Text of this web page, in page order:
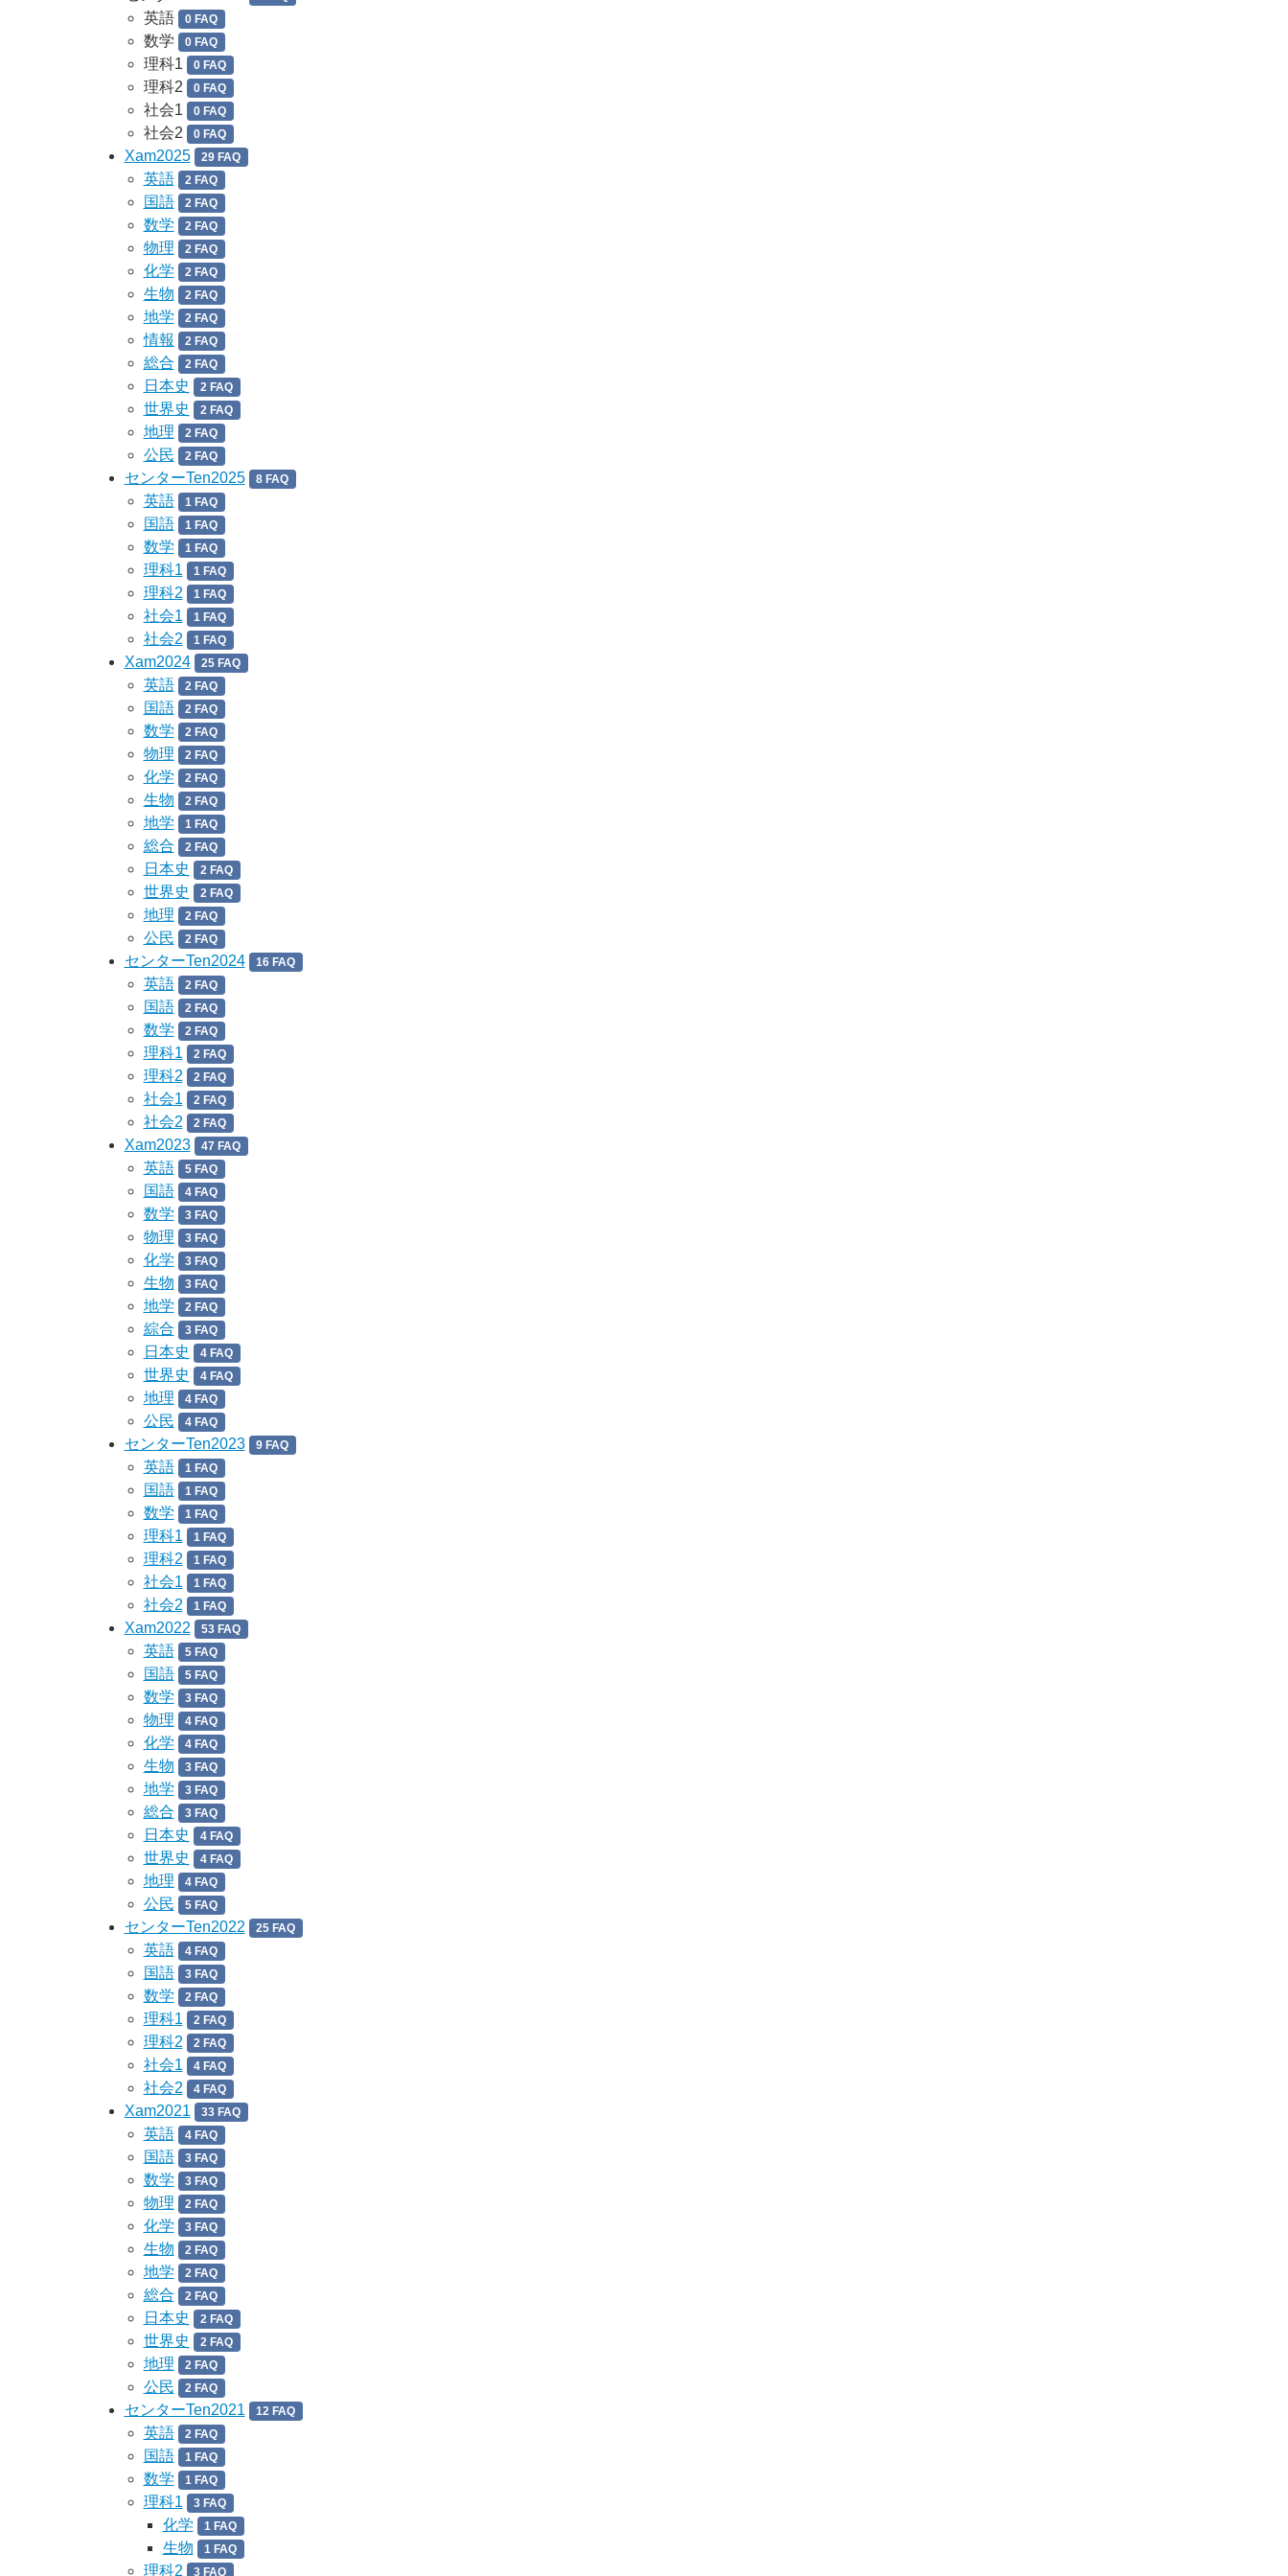
英語 0 FAQ
数学 0 FAQ
理科1 0 FAQ
理科2 0 FAQ
社会1 0 FAQ
社会2 0 FAQ
Xam2025 29 FAQ
英語 2 FAQ
国語 2 FAQ
数学 2 FAQ
物理 2 FAQ
化学 2 FAQ
生物 2 FAQ
地学 2 FAQ
情報 2 FAQ
総合 2 FAQ
日本史 2 FAQ
世界史 2 FAQ
地理 2 FAQ
公民 2 FAQ
センターTen2025 8 FAQ
英語 1 FAQ
国語 1 FAQ
数学 1 FAQ
理科1 1 FAQ
理科2 1 FAQ
社会1 1 FAQ
社会2 1 FAQ
Xam2024 25 FAQ
英語 2 FAQ
国語 2 FAQ
数学 2 FAQ
物理 2 FAQ
化学 2 FAQ
生物 2 FAQ
地学 1 FAQ
総合 2 FAQ
日本史 2 FAQ
世界史 2 FAQ
地理 2 FAQ
公民 2 FAQ
センターTen2024 16 FAQ
英語 2 FAQ
国語 2 FAQ
数学 2 FAQ
理科1 2 FAQ
理科2 2 FAQ
社会1 2 FAQ
社会2 2 FAQ
Xam2023 47 FAQ
英語 5 FAQ
国語 4 FAQ
数学 3 FAQ
物理 3 FAQ
化学 3 FAQ
生物 3 FAQ
地学 2 FAQ
綜合 3 FAQ
日本史 4 FAQ
世界史 4 FAQ
地理 4 FAQ
公民 4 FAQ
センターTen2023 9 FAQ
英語 1 FAQ
国語 1 FAQ
数学 1 FAQ
理科1 1 FAQ
理科2 1 FAQ
社会1 1 FAQ
社会2 1 FAQ
Xam2022 53 FAQ
英語 5 FAQ
国語 5 FAQ
数学 3 FAQ
物理 4 FAQ
化学 4 FAQ
生物 3 FAQ
地学 3 FAQ
総合 3 FAQ
日本史 4 FAQ
世界史 4 FAQ
地理 4 FAQ
公民 5 FAQ
センターTen2022 25 FAQ
英語 4 FAQ
国語 3 FAQ
数学 2 FAQ
理科1 2 FAQ
理科2 2 FAQ
社会1 4 FAQ
社会2 4 FAQ
Xam2021 33 FAQ
英語 4 FAQ
国語 3 FAQ
数学 3 FAQ
物理 2 FAQ
化学 3 FAQ
生物 2 FAQ
地学 2 FAQ
総合 2 FAQ
日本史 2 FAQ
世界史 2 FAQ
地理 2 FAQ
公民 2 FAQ
センターTen2021 12 FAQ
英語 2 FAQ
国語 1 FAQ
数学 1 FAQ
理科1 3 FAQ
化学 1 FAQ
生物 1 FAQ
理科2 3 FAQ